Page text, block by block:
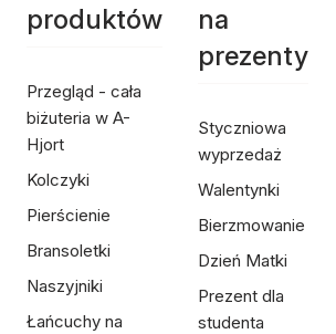
produktów
Przegląd - cała
biżuteria w A-
Hjort
Kolczyki
Pierścienie
Bransoletki
Naszyjniki
Łańcuchy na
na
prezenty
Styczniowa
wyprzedaż
Walentynki
Bierzmowanie
Dzień Matki
Prezent dla
studenta